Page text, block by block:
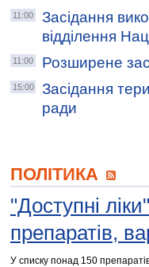
11:00
Засідання
відділення
11:00 Розширене
15:00
Засідання
ради
ПОЛІТИКА
"Доступні
препаратів,
У списку понад 150